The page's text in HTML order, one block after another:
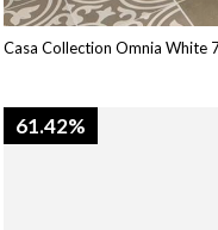
Casa Collection Omnia White
61.42%